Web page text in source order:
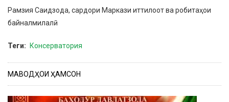
Рамзия Саидзода, сардори Маркази иттилоот ва робитаҳои
байналмилалӣ
Теги Консерватория
МАВОДҲОИ ҲАМСОН